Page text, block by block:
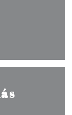
se v novém
se v novém
((otevře se